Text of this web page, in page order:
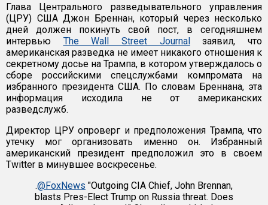
Глава Центрального разведывательного управления
(ЦРУ) США Джон Бреннан, который через несколько
дней должен покинуть свой пост, в сегодняшнем
интервью The Wall Street Journalзаявил, что
американская разведка не имеет никакого отношения к
секретному досье на Трампа, в котором утверждалось о
сборе российскими спецслужбами компромата на
избранного президента США. По словам Бреннана, эта
информация исходила не от американских
разведслужб.
Директор ЦРУ опроверг и предположения Трампа, что
утечку мог организовать именно он. Избранный
американский президент предположил это в своем
Twitter в минувшее воскресенье.
.@FoxNews "Outgoing CIA Chief, John Brennan,
blasts Pres-Elect Trump on Russia threat. Does